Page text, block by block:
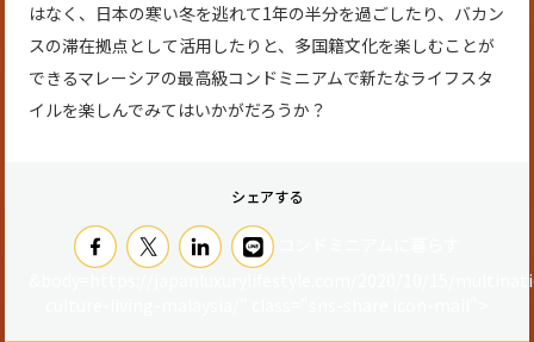
はなく、日本の寒い冬を逃れて1年の半分を過ごしたり、バカン
スの滞在拠点として活用したりと、多国籍文化を楽しむことが
できるマレーシアの最高級コンドミニアムで新たなライフスタ
イルを楽しんでみてはいかがだろうか？
シェアする
&body=https://japanluxurylifestyle.com/2020/10/15/